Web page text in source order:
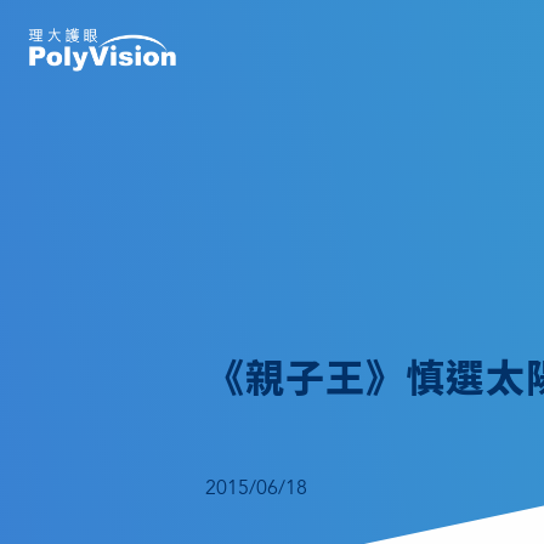
《親子王》慎選太
2015/06/18